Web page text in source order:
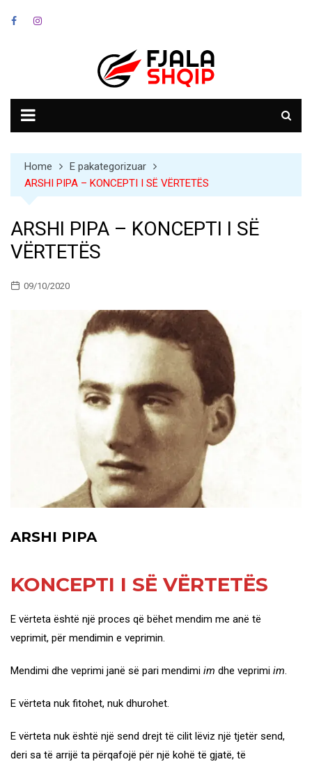
Home
E pakategorizuar
ARSHI PIPA – KONCEPTI I SË VËRTETËS
ARSHI PIPA – KONCEPTI I SË
VËRTETËS
09/10/2020
ARSHI PIPA
KONCEPTI I SË VËRTETËS
E vërteta është një proces që bëhet mendim me anë të
veprimit, për mendimin e veprimin.
Mendimi dhe veprimi janë së pari mendimi im dhe veprimi im.
E vërteta nuk fitohet, nuk dhurohet.
E vërteta nuk është një send drejt të cilit lëviz një tjetër send,
deri sa të arrijë ta përqafojë për një kohë të gjatë, të